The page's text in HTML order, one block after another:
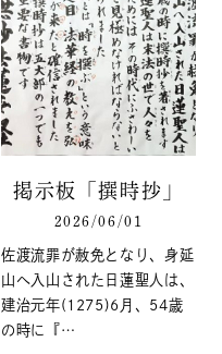
掲示板「撰時抄」
2026/06/01
佐渡流罪が赦免となり、身延
山へ入山された日蓮聖人は、
建治元年(1275)6月、54歳
の時に『…